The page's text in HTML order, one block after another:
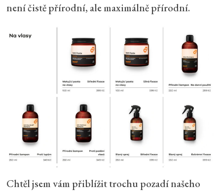
není čistě přírodní, ale maximálně přírodní.
Chtěl jsem vám přiblížit trochu pozadí našeho